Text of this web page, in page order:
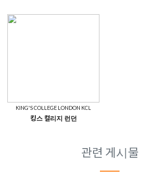
KING'S COLLEGE LONDON KCL
킹스 컬리지 런던
관련 게시물